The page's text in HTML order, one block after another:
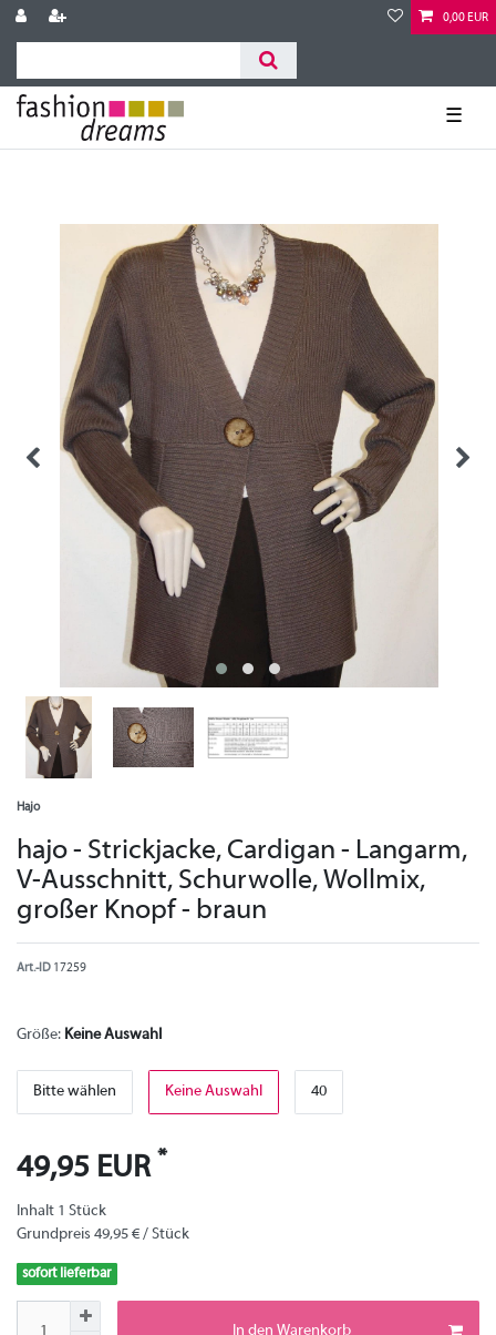
0,00 EUR
☰
Hajo
hajo - Strickjacke, Cardigan - Langarm,
V-Ausschnitt, Schurwolle, Wollmix,
großer Knopf - braun
Art.-ID 17259
Größe: Keine Auswahl
Bitte wählen Keine Auswahl 40
49,95 EUR *
Inhalt 1 Stück
Grundpreis 49,95 € / Stück
sofort lieferbar
In den Warenkorb